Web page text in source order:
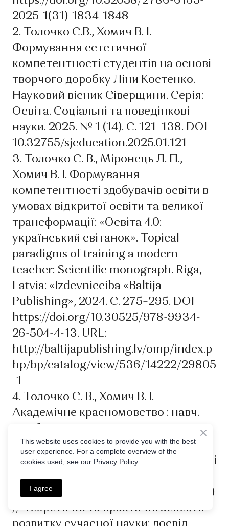
2025-1(31)-1834-1848
2. Толочко С.В., Хомич В. І.
Формування естетичної
компетентності студентів на основі
творчого доробку Ліни Костенко.
Науковий вісник Сіверщини. Серія:
Освіта. Соціальні та поведінкові
науки. 2025. № 1 (14). С. 121–138. DOI
10.32755/sjeducation.2025.01.121
3. Толочко С. В., Міронець Л. П.,
Хомич В. І. Формування
компетентності здобувачів освіти в
умовах відкритої освіти та великої
трансформації: «Освіта 4.0:
український світанок». Topical
paradigms of training a modern
teacher: Scientific monograph. Riga,
Latvia: «Izdevnieciba «Baltija
Publishing», 2024. С. 275–295. DOI
https://doi.org/10.30525/978-9934-
26-504-4-13. URL:
http://baltijapublishing.lv/omp/index.p
hp/bp/catalog/view/536/14222/29805
-1
4. Толочко С. В., Хомич В. І.
Академічне красномовство : навч.
посіб. Ніжин: Видавець ПП Лисенко
М. М., 2022. 298 с. https://natc.org.ua
5. Кайдаш А.М., Хомич В.І. Ейдологічні
засади сучасної української прози
(мовний аналіз романів Дари Корній)
// Теоретичні та практичні аспекти
This website uses cookies to provide you with the best
user experience. For a complete overview of the
cookies used, see our Privacy Policy.
I agree